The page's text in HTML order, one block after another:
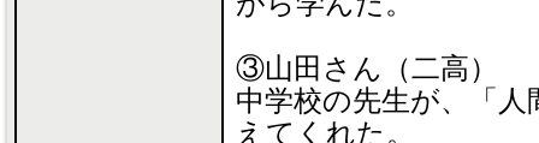
③山田さん（二高）
中学校の先生が、「
えてくれた。